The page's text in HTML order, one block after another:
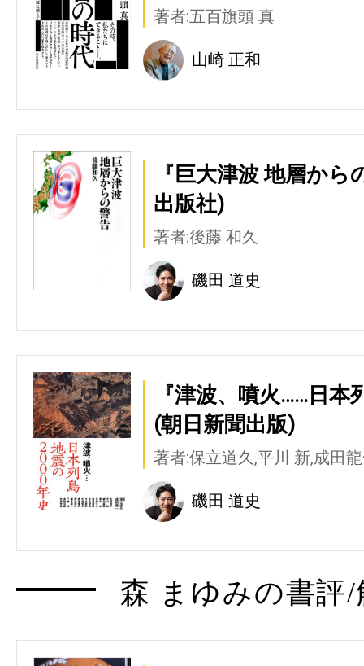
著者:五百旗頭 真
山崎 正和
『巨大津波 地層か
出版社)
著者:後藤 和久
磯田 道史
『津波、噴火……日
(朝日新聞出版)
著者:保立道久,平川 新,成田
磯田 道史
森 まゆみの書評